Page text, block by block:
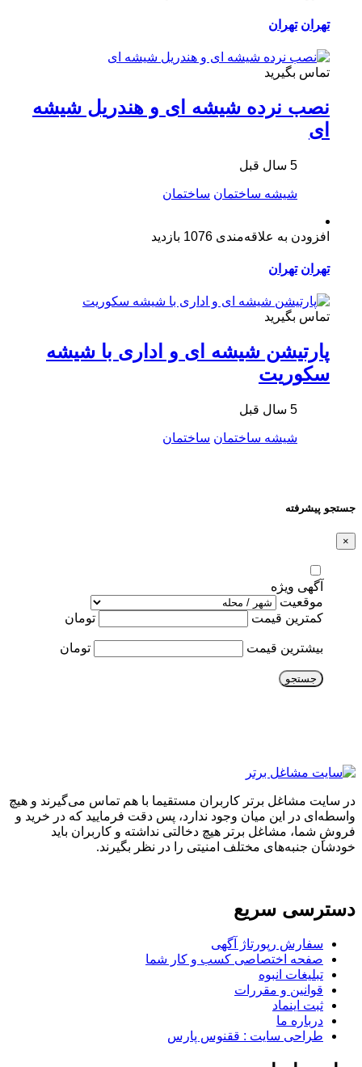
تهران تهران
تماس بگیرید
نصب نرده شیشه ای و هندریل شیشه
ای
5 سال قبل
شیشه ساختمان ساختمان
افزودن به علاقه‌مندی 1076 بازدید
تهران تهران
تماس بگیرید
پارتیشن شیشه ای و اداری با شیشه
سکوریت
5 سال قبل
شیشه ساختمان ساختمان
جستجو پیشرفته
×
آگهی ویژه
موقعیت
کمترین قیمت
تومان
بیشترین قیمت تومان
جستجو
در سایت مشاغل برتر کاربران مستقیما با هم تماس می‌گیرند و هیچ
واسطه‌ای در این میان وجود ندارد، پس دقت فرمایید که در خرید و
فروشِ شما، مشاغل برتر هیچ دخالتی نداشته و کاربران باید
خودشان جنبه‌های مختلف امنیتی را در نظر بگیرند.
دسترسی سریع
سفارش رپورتاژ آگهی
صفحه اختصاصی کسب و کار شما
تبلیغات انبوه
قوانین و مقررات
ثبت اینماد
درباره ما
طراحی سایت : ققنوس پارس